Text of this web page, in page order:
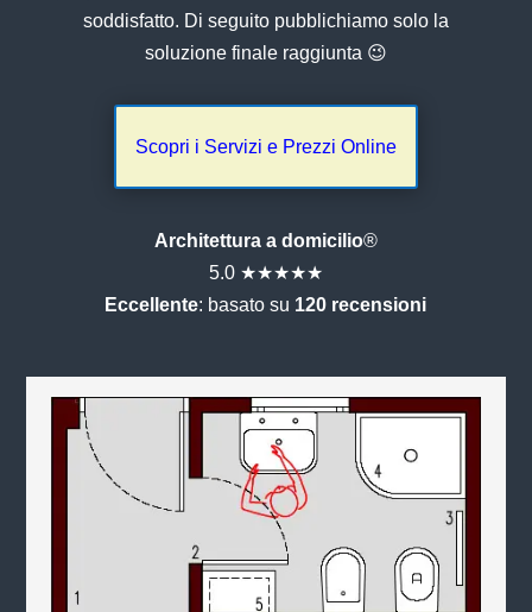
soddisfatto. Di seguito pubblichiamo solo la
soluzione finale raggiunta 😉
Scopri i Servizi e Prezzi Online
Architettura a domicilio®
5.0 ★★★★★
Eccellente: basato su 120 recensioni